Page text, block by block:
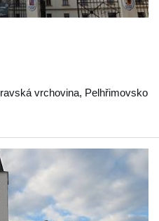
vrchovina, Pelhřimovsko